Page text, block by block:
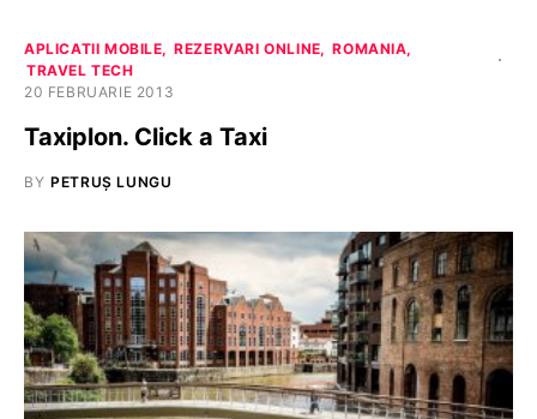
APLICATII MOBILE REZERVARI ONLINE
ROMANIA
TRAVEL TECH
20 FEBRUARIE 2013
Taxiplon. Click a Taxi
BY PETRUȘ LUNGU